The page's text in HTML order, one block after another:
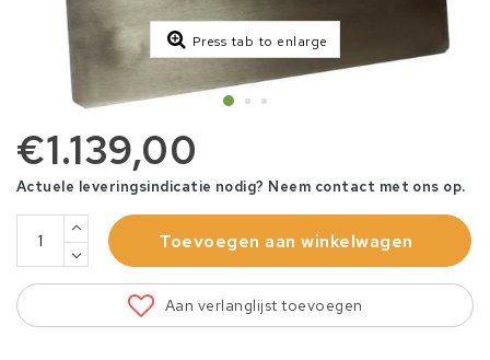
Press tab to enlarge
€1.139,00
Actuele leveringsindicatie nodig? Neem contact met ons op.
Toevoegen aan winkelwagen
Aan verlanglijst toevoegen